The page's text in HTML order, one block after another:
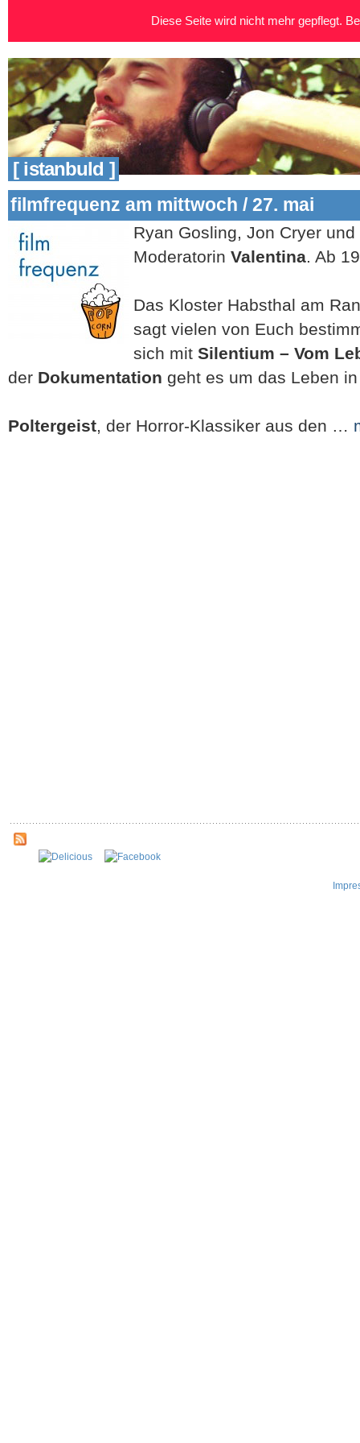
[ istanbuld ]
filmfrequenz am mittwoch / 27. mai
Ryan Gosling, Jon Cryer
Moderatorin Valentina. Ab
Das Kloster Habsthal am
sagt vielen von Euch
sich mit Silentium – Vom
der Dokumentation geht es um das Leben
Poltergeist, der Horror-Klassiker aus den …
Diese Seite wird nicht mehr gepflegt.